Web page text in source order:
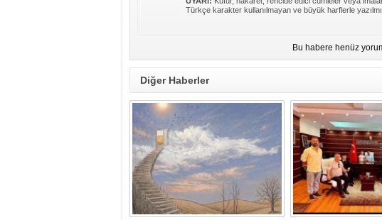
Türkçe karakter kullanılmayan ve büyük harflerle
Bu habere henüz
Diğer Haberler